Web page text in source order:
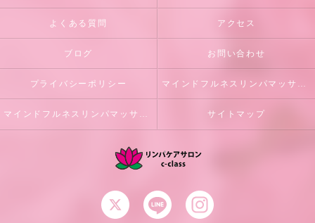
よくある質問 アクセス
ブログ お問い合わせ
プライバシーポリシー マインドフルネスリンパマッサージとは
マインドフルネスリンパマッサージ初回体験のご案内 サイトマップ